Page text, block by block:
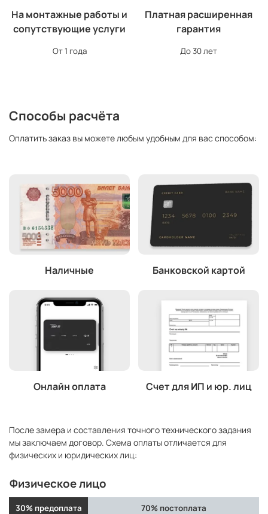
На монтажные работы и
сопутствующие услуги
От 1 года
Платная расширенная
гарантия
До 30 лет
Способы расчёта
Оплатить заказ вы можете любым удобным для вас способом:
Наличные Банковской картой
Онлайн оплата Счет для ИП и юр. лиц
После замера и составления точного технического задания
мы заключаем договор. Схема оплаты отличается для
физических и юридических лиц:
Физическое лицо
30% предоплата 70% постоплата